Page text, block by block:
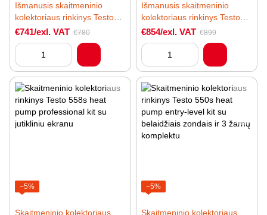
Išmanusis skaitmeninio
kolektoriaus rinkinys Testo
558s Smart Vacuum Kit su 4
pildymo žarnomis ir
belaidžiais zondais
€741/exl. VAT €780
Išmanusis skaitmeninio
kolektoriaus rinkinys Testo
558s Smart Vacuum Kit su
gnybtiniu matuokliu ir
belaidžiais zondais
€854/exl. VAT €899
−5%
Skaitmeninio kolektoriaus
−5%
Skaitmeninio kolektoriaus